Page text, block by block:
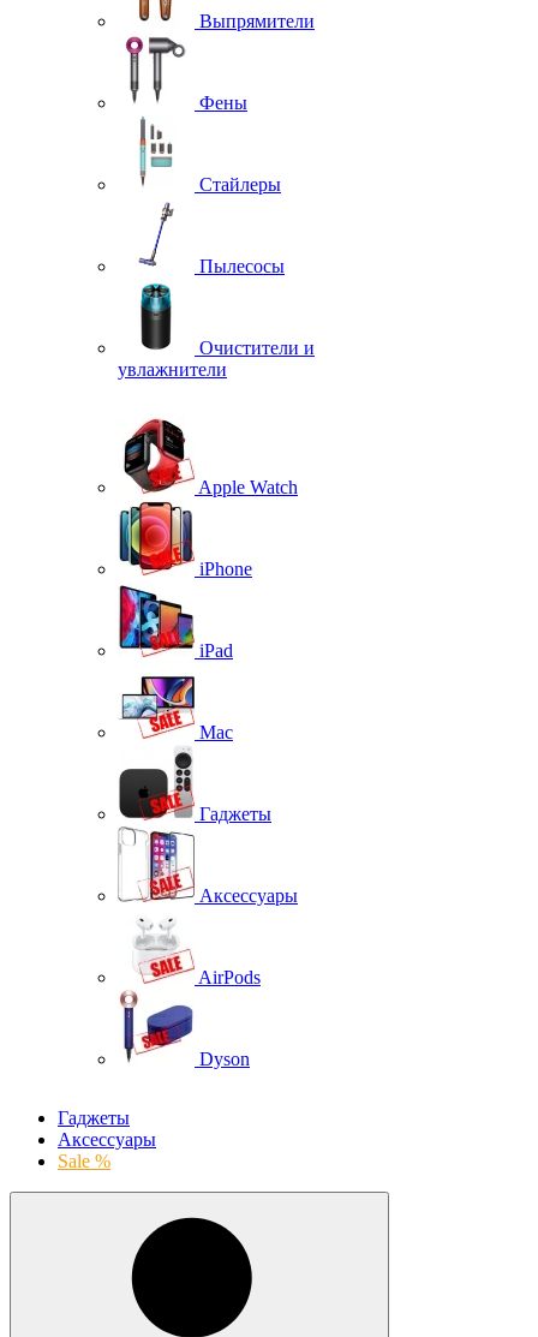
Выпрямители
Фены
Стайлеры
Пылесосы
Очистители и
увлажнители
Apple Watch
iPhone
iPad
Mac
Гаджеты
Аксессуары
AirPods
Dyson
Гаджеты
Аксессуары
Sale %